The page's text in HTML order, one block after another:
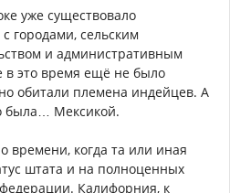
уже существовало
городами, сельским
и административным
в это время ещё не было
обитали племена индейцев. А
была… Мексикой.
времени, когда та или иная
штата и на полноценных
Калифорния, к